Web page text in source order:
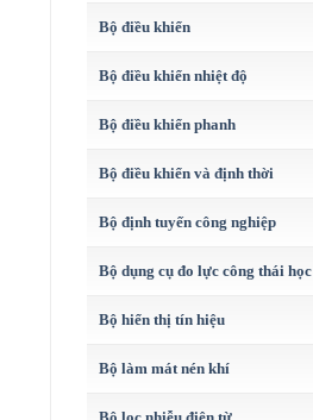
Bộ điều khiển
Bộ điều khiển nhiệt độ
Bộ điều khiển phanh
Bộ điều khiển và định thời
Bộ định tuyến công nghiệp
Bộ dụng cụ đo lực công thái học
Bộ hiển thị tín hiệu
Bộ làm mát nén khí